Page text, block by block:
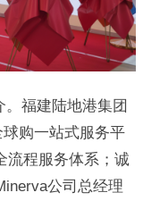
福建陆地港集团
球购一站式服务平
流程服务体系；诚
公司总经理